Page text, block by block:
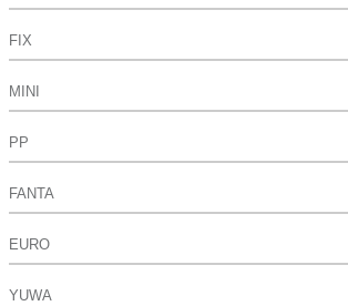
FIX
MINI
PP
FANTA
EURO
YUWA